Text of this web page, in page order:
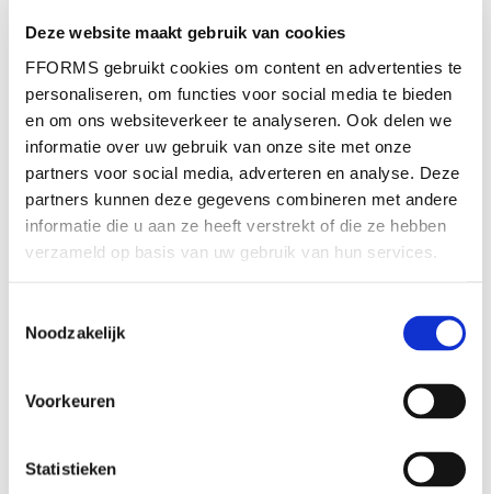
Deze website maakt gebruik van cookies
FFORMS gebruikt cookies om content en advertenties te
personaliseren, om functies voor social media te bieden
en om ons websiteverkeer te analyseren. Ook delen we
informatie over uw gebruik van onze site met onze
partners voor social media, adverteren en analyse. Deze
partners kunnen deze gegevens combineren met andere
informatie die u aan ze heeft verstrekt of die ze hebben
verzameld op basis van uw gebruik van hun services.
Noodzakelijk
Voorkeuren
Statistieken
dossierregistratiesystemen,
krachtige FormBuilder,
dashboards en handige tools